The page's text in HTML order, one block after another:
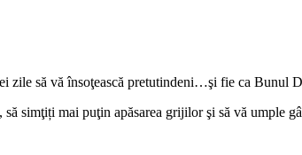
zile să vă însoţească pretutindeni…şi fie ca Bunul
simţiți mai puţin apăsarea grijilor şi să vă umple